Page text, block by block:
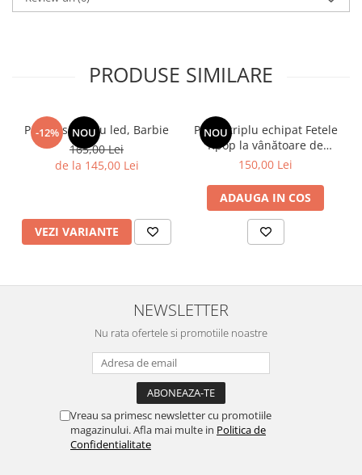
PRODUSE SIMILARE
-12% NOU
Pantof sport cu led, Barbie
165,00 Lei
de la 145,00 Lei
VEZI VARIANTE
NOU
Penar triplu echipat Fetele
Kpop la vânătoare de
demoni Energy
150,00 Lei
ADAUGA IN COS
NEWSLETTER
Nu rata ofertele si promotiile noastre
Vreau sa primesc newsletter cu promotiile
magazinului. Afla mai multe in Politica de
Confidentialitate